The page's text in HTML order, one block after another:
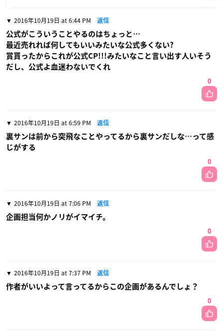
2016年10月19日 at 6:44 PM 返信
公式がこういうことやるのはちょっと…
最近売れれば何してもいいみたいな公式多くない?
賞貰ったからこれが公式CP!!!みたいなこと言い出す人いそう
だし、公式よ血迷わないでくれ
0
2016年10月19日 at 6:59 PM 返信
裏サンは前から突飛なことやってるから裏サンだしな…って感
じがする
0
2016年10月19日 at 7:06 PM 返信
企画担当何かノリがイマイチ。
0
2016年10月19日 at 7:37 PM 返信
作者がいいよって言ってるからこの企画があるんでしょ？
0